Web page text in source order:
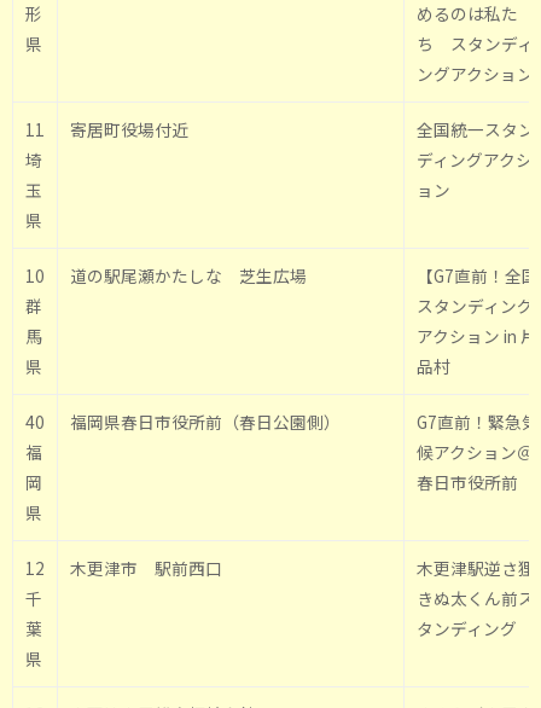
形
県
めるのは私た
ち スタンディ
ングアクション
11
埼
玉
県
寄居町役場付近
全国統一スタン
ディングアクシ
ョン
10
群
馬
県
道の駅尾瀬かたしな 芝生広場
【G7直前！全国
スタンディング
アクション in 片
品村
40
福
岡
県
福岡県春日市役所前（春日公園側）
G7直前！緊急気
候アクション＠
春日市役所前
12
千
葉
県
木更津市 駅前西口
木更津駅逆さ狸
きぬ太くん前ス
タンディング